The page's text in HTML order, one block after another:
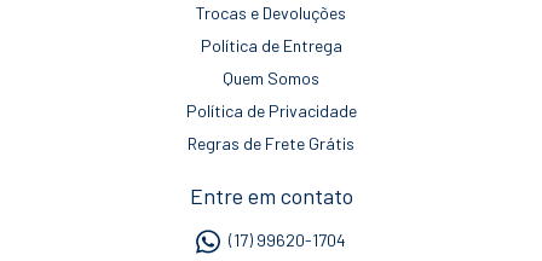
Trocas e Devoluções
Política de Entrega
Quem Somos
Política de Privacidade
Regras de Frete Grátis
Entre em contato
(17) 99620-1704